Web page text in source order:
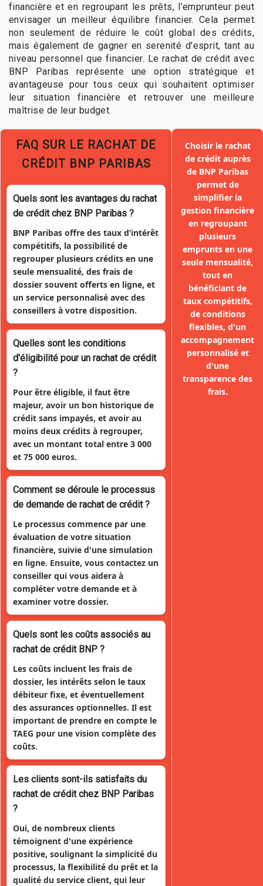
financière et en regroupant les prêts, l’emprunteur peut
envisager un meilleur équilibre financier. Cela permet
non seulement de réduire le coût global des crédits,
mais également de gagner en serenité d'esprit, tant au
niveau personnel que financier. Le rachat de crédit avec
BNP Paribas représente une option stratégique et
avantageuse pour tous ceux qui souhaitent optimiser
leur situation financière et retrouver une meilleure
maîtrise de leur budget.
FAQ SUR LE RACHAT DE
CRÉDIT BNP PARIBAS
Quels sont les avantages du rachat
de crédit chez BNP Paribas ?
BNP Paribas offre des taux d’intérêt
compétitifs, la possibilité de
regrouper plusieurs crédits en une
seule mensualité, des frais de
dossier souvent offerts en ligne, et
un service personnalisé avec des
conseillers à votre disposition.
Quelles sont les conditions
d'éligibilité pour un rachat de crédit
?
Pour être éligible, il faut être
majeur, avoir un bon historique de
crédit sans impayés, et avoir au
moins deux crédits à regrouper,
avec un montant total entre 3 000
et 75 000 euros.
Comment se déroule le processus
de demande de rachat de crédit ?
Le processus commence par une
évaluation de votre situation
financière, suivie d'une simulation
en ligne. Ensuite, vous contactez un
conseiller qui vous aidera à
compléter votre demande et à
examiner votre dossier.
Quels sont les coûts associés au
rachat de crédit BNP ?
Les coûts incluent les frais de
dossier, les intérêts selon le taux
débiteur fixe, et éventuellement
des assurances optionnelles. Il est
important de prendre en compte le
TAEG pour une vision complète des
coûts.
Les clients sont-ils satisfaits du
rachat de crédit chez BNP Paribas
?
Oui, de nombreux clients
témoignent d'une expérience
positive, soulignant la simplicité du
processus, la flexibilité du prêt et la
qualité du service client, qui leur
Choisir le rachat
de crédit auprès
de BNP Paribas
permet de
simplifier la
gestion financière
en regroupant
plusieurs
emprunts en une
seule mensualité,
tout en
bénéficiant de
taux compétitifs,
de conditions
flexibles, d'un
accompagnement
personnalisé et
d'une
transparence des
frais.